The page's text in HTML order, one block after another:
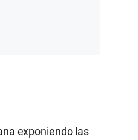
exponiendo las